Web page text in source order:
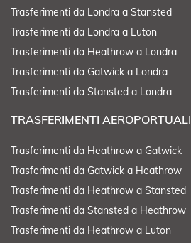
Trasferimenti da Londra a Stansted
Trasferimenti da Londra a Luton
Trasferimenti da Heathrow a Londra
Trasferimenti da Gatwick a Londra
Trasferimenti da Stansted a Londra
TRASFERIMENTI AEROPORTUALI
Trasferimenti da Heathrow a Gatwick
Trasferimenti da Gatwick a Heathrow
Trasferimenti da Heathrow a Stansted
Trasferimenti da Stansted a Heathrow
Trasferimenti da Heathrow a Luton